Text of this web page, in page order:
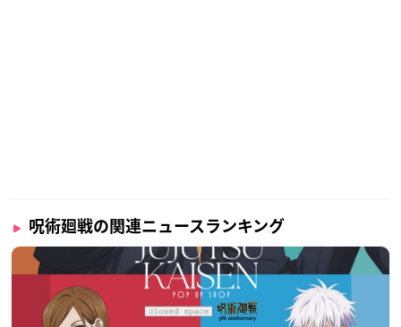
呪術廻戦の関連ニュースランキング